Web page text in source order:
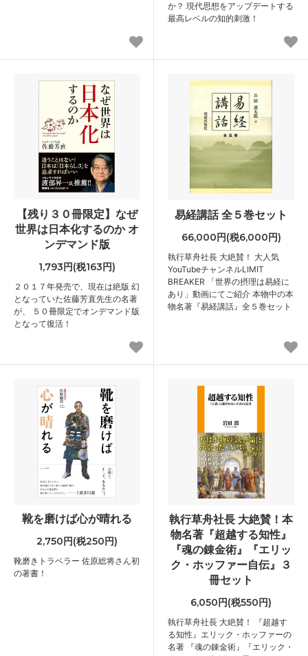
か？ 現代思想をアップデートする
最高レベルの知的刺激！
【残り３０冊限定】なぜ
世界は日本化するのか オ
ンデマンド版
1,793円(税163円)
２０１７年発売で、現在は絶版 幻
となっていた佐藤芳直先生の名著
が、 ５０冊限定でオンデマンド版
となって復活！
易経講話 全５巻セット
66,000円(税6,000円)
執行草舟社長 大絶賛！ 大人気
YouTubeチャンネルLIMIT
BREAKER 「世界の摂理は易経に
あり」動画にてご紹介 本物中の本
物名著『易経講話』全５巻セット
靴を磨けば心が晴れる
2,750円(税250円)
靴磨きトラベラー 佐原総将さん初
の著書！
執行草舟社長 大絶賛！本
物名著『超越する知性』
『魂の錬金術』『エリッ
ク・ホッファー自伝』３
冊セット
6,050円(税550円)
執行草舟社長 大絶賛！ 『超越す
る知性』エリック・ホッファーの
名著 『魂の錬金術』『エリック・